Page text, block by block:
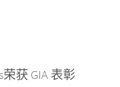
荣获 GIA 表彰